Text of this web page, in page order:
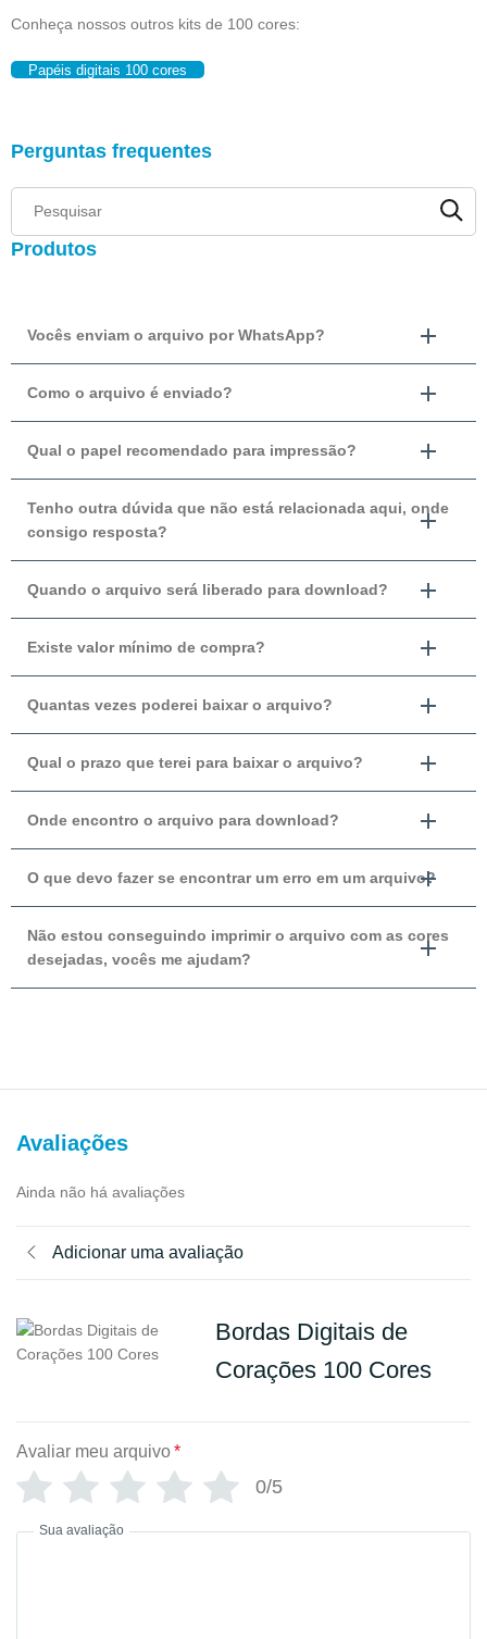
Conheça nossos outros kits de 100 cores:
Papéis digitais 100 cores
Perguntas frequentes
Produtos
Vocês enviam o arquivo por WhatsApp?
Como o arquivo é enviado?
Qual o papel recomendado para impressão?
Tenho outra dúvida que não está relacionada aqui, onde
consigo resposta?
Quando o arquivo será liberado para download?
Existe valor mínimo de compra?
Quantas vezes poderei baixar o arquivo?
Qual o prazo que terei para baixar o arquivo?
Onde encontro o arquivo para download?
O que devo fazer se encontrar um erro em um arquivo?
Não estou conseguindo imprimir o arquivo com as cores
desejadas, vocês me ajudam?
Avaliações
Ainda não há avaliações
Adicionar uma avaliação
Bordas Digitais de
Corações 100 Cores
Avaliar meu arquivo*
0/5
Sua avaliação